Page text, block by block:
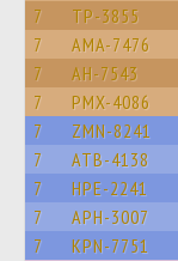
7 TP-3855
7 AMA-7476
7 AH-7543
7 PMX-4086
7 ZMN-8241
7 ATB-4138
7 HPE-2241
7 APH-3007
7 KPN-7751